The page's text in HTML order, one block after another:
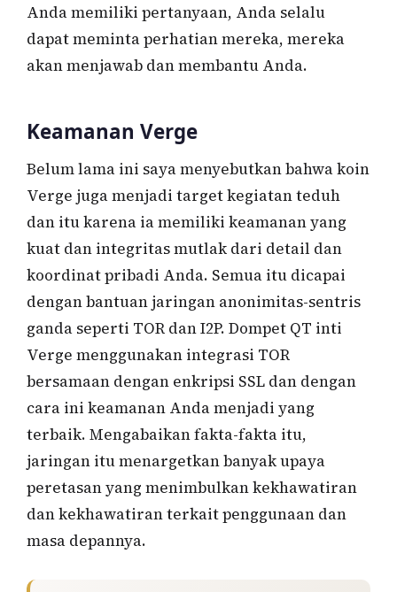
Anda memiliki pertanyaan, Anda selalu
dapat meminta perhatian mereka, mereka
akan menjawab dan membantu Anda.
Keamanan Verge
Belum lama ini saya menyebutkan bahwa koin
Verge juga menjadi target kegiatan teduh
dan itu karena ia memiliki keamanan yang
kuat dan integritas mutlak dari detail dan
koordinat pribadi Anda. Semua itu dicapai
dengan bantuan jaringan anonimitas-sentris
ganda seperti TOR dan I2P. Dompet QT inti
Verge menggunakan integrasi TOR
bersamaan dengan enkripsi SSL dan dengan
cara ini keamanan Anda menjadi yang
terbaik. Mengabaikan fakta-fakta itu,
jaringan itu menargetkan banyak upaya
peretasan yang menimbulkan kekhawatiran
dan kekhawatiran terkait penggunaan dan
masa depannya.